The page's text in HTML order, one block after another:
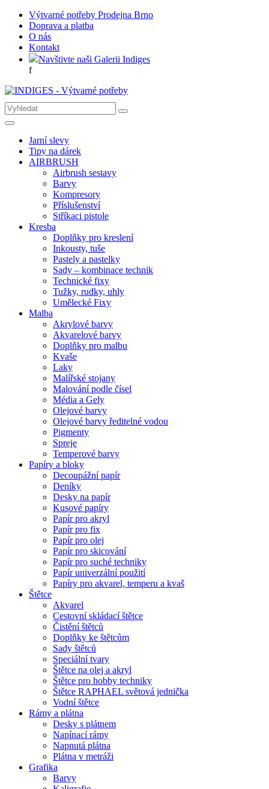
Výtvarné potřeby Prodejna Brno
Doprava a platba
O nás
Kontakt
Navštivte naši Galerii Indiges
f
Jarní slevy
Tipy na dárek
AIRBRUSH
Airbrush sestavy
Barvy
Kompresory
Příslušenství
Stříkaci pistole
Kresba
Doplňky pro kreslení
Inkousty, tuše
Pastely a pastelky
Sady – kombinace technik
Technické fixy
Tužky, rudky, uhly
Umělecké Fixy
Malba
Akrylové barvy
Akvarelové barvy
Doplňky pro malbu
Kvaše
Laky
Malířské stojany
Malování podle čísel
Média a Gely
Olejové barvy
Olejové barvy ředitelné vodou
Pigmenty
Spreje
Temperové barvy
Papíry a bloky
Decoupážní papír
Deníky
Desky na papír
Kusové papíry
Papír pro akryl
Papír pro fix
Papír pro olej
Papír pro skicování
Papír pro suché techniky
Papír univerzální použití
Papíry pro akvarel, temperu a kvaš
Štětce
Akvarel
Cestovní skládací štětce
Čistění štětců
Doplňky ke štětcům
Sady štětců
Speciální tvary
Štětce na olej a akryl
Štětce pro hobby techniky
Štětce RAPHAEL světová jednička
Vodní štětce
Rámy a plátna
Desky s plátnem
Napínací rámy
Napnutá plátna
Plátna v metráži
Grafika
Barvy